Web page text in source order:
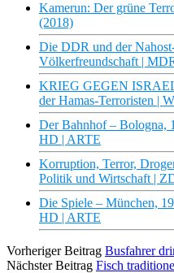
Kamerun: Der grüne
(2018)
Die DDR und der
Völkerfreundschaft |
KRIEG GEGEN
der Hamas-Terroristen |
Der Bahnhof – Bologna,
HD | ARTE
Korruption, Terror,
Politik und Wirtschaft |
Die Spiele – München,
HD | ARTE
Vorheriger Beitrag Busfahrer
Nächster Beitrag Fisch